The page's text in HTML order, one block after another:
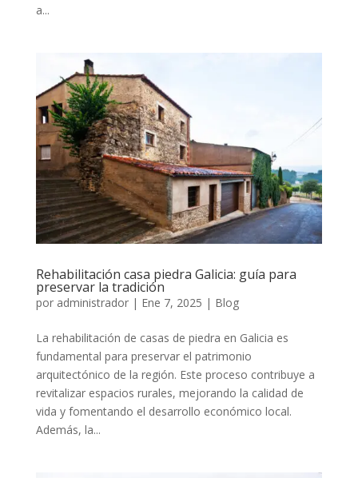
a...
Rehabilitación casa piedra Galicia: guía para
preservar la tradición
por administrador| Ene 7, 2025 | Blog
La rehabilitación de casas de piedra en Galicia es
fundamental para preservar el patrimonio
arquitectónico de la región. Este proceso contribuye a
revitalizar espacios rurales, mejorando la calidad de
vida y fomentando el desarrollo económico local.
Además, la...